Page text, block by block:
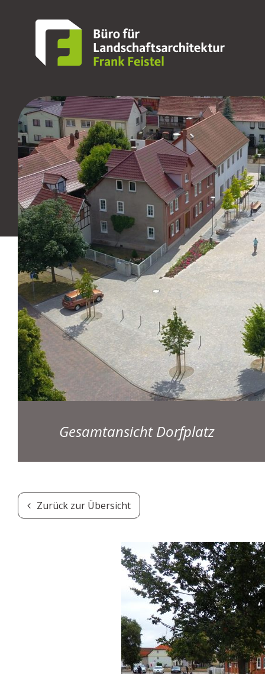
Gesamtansicht Dorfplatz
Zurück zur Übersicht